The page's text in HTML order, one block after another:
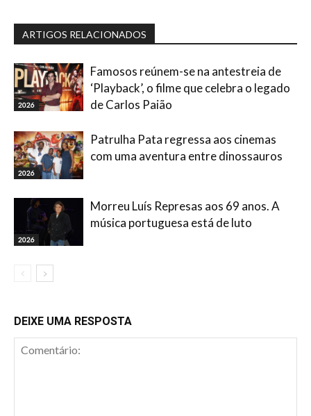
ARTIGOS RELACIONADOS
2026
Famosos reúnem-se na antestreia de
‘Playback’, o filme que celebra o legado
de Carlos Paião
2026
Patrulha Pata regressa aos cinemas
com uma aventura entre dinossauros
2026
Morreu Luís Represas aos 69 anos. A
música portuguesa está de luto
DEIXE UMA RESPOSTA